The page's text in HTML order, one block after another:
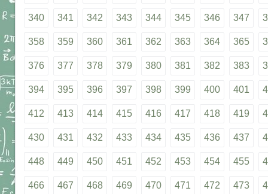
340 341 342 343 344 345 346 347
358 359 360 361 362 363 364 365
376 377 378 379 380 381 382 383
394 395 396 397 398 399 400 401
412 413 414 415 416 417 418 419
430 431 432 433 434 435 436 437
448 449 450 451 452 453 454 455
466 467 468 469 470 471 472 473